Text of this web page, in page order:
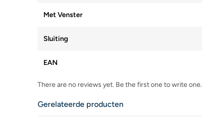
Met Venster
Sluiting
EAN
There are no reviews yet. Be the first one to write one.
Gerelateerde producten